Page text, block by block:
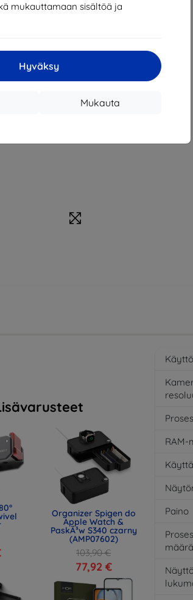
mukauttamaan sisältöä ja
Hyväksy
Mukauta
Organizer Spigen do
Apple Watch &
PaskÃ³w S340 czarny
(AMP07602)
103,90 €
77,92 €
RAM-
Paino
määrä